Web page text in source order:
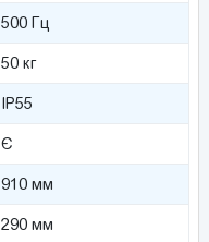
500 Гц
50 кг
IP55
Є
910 мм
290 мм